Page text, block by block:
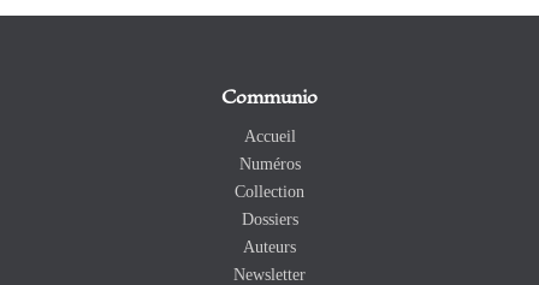
Communio
Accueil
Numéros
Collection
Dossiers
Auteurs
Newsletter